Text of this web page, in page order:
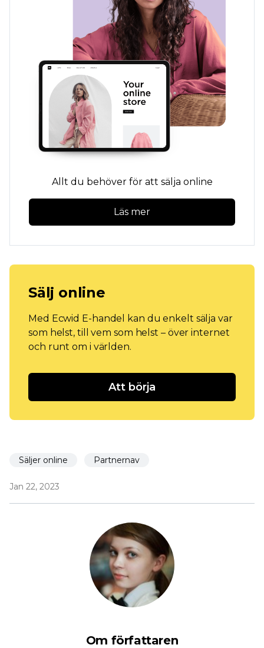
Allt du behöver för att sälja online
Läs mer
Sälj online
Med Ecwid E-handel kan du enkelt sälja var
som helst, till vem som helst – över internet
och runt om i världen.
Att börja
Säljer online Partnernav
Jan 22, 2023
Om författaren